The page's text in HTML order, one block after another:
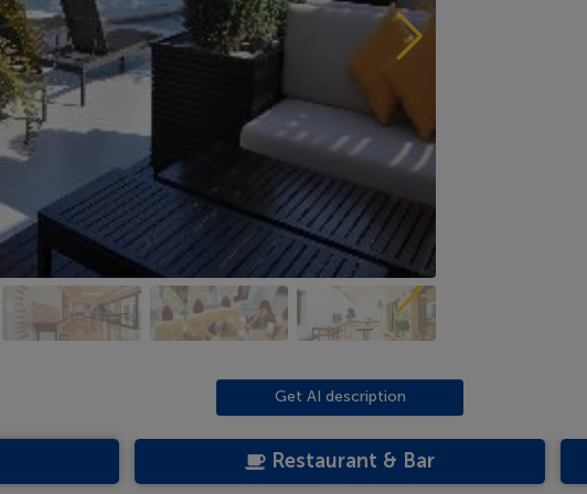
Get AI description
Restaurant & Bar